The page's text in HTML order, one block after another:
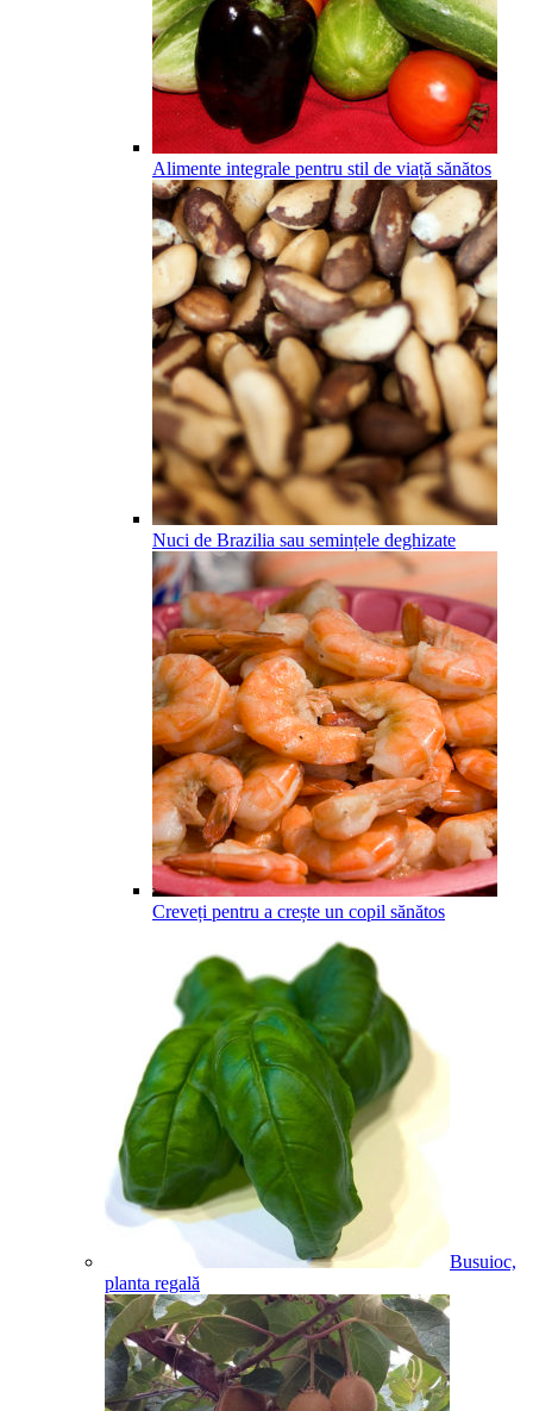
Alimente integrale pentru stil de viață sănătos
Nuci de Brazilia sau semințele deghizate
Creveți pentru a crește un copil sănătos
Busuioc,
planta regală